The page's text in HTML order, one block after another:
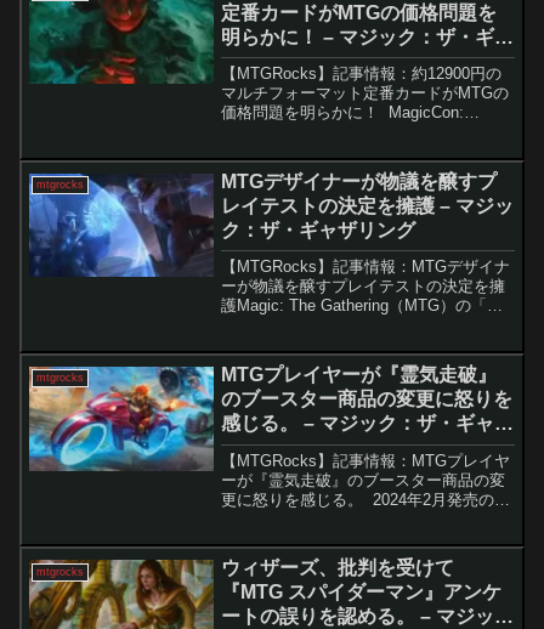
定番カードがMTGの価格問題を
明らかに！ – マジック：ザ・ギャ
ザリング
【MTGRocks】記事情報：約12900円の
マルチフォーマット定番カードがMTGの
価格問題を明らかに！ MagicCon:
常に注目されるものでした。その...
mtgrocks
MTGデザイナーが物議を醸すプ
レイテストの決定を擁護 – マジッ
ク：ザ・ギャザリング
【MTGRocks】記事情報：MTGデザイナ
ーが物議を醸すプレイテストの決定を擁
護Magic: The Gathering（MTG）の「有
イヤーに知られています。このカ...
mtgrocks
MTGプレイヤーが『霊気走破』
のブースター商品の変更に怒りを
感じる。 – マジック：ザ・ギャザ
リング
【MTGRocks】記事情報：MTGプレイヤ
ーが『霊気走破』のブースター商品の変
更に怒りを感じる。 2024年2月発売の
ックに変更されます。この変更は価格や
利便...
mtgrocks
ウィザーズ、批判を受けて
『MTG スパイダーマン』アンケ
ートの誤りを認める。 – マジッ